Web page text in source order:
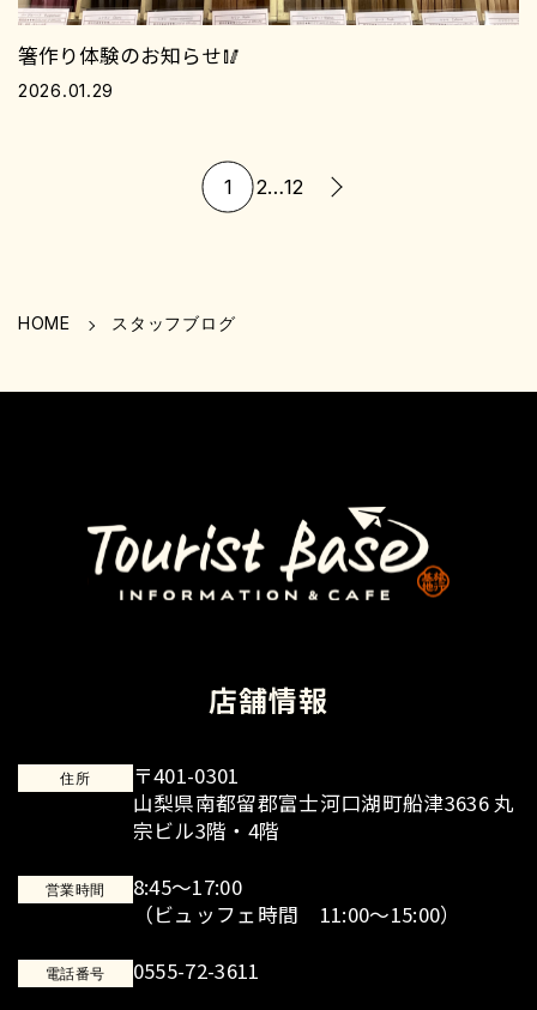
箸作り体験のお知らせ🥢
2026.01.29
ペ
1 2…12
HOME スタッフブログ
店舗情報
住所
〒401-0301
山梨県南都留郡富士河口湖町船津3636 丸
宗ビル3階・4階
営業時間
8:45～17:00
（ビュッフェ時間 11:00～15:00）
電話番号 0555-72-3611